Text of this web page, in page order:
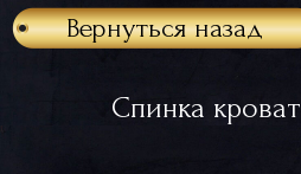
Вернуться назад
Спинка